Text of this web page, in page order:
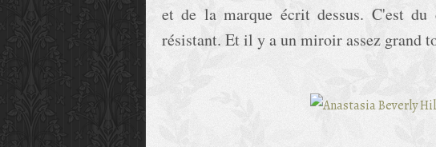
et de la marque écrit dessus. C'est
résistant. Et il y a un miroir assez grand